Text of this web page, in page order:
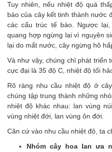
Tuy nhiên, nếu nhiệt độ quá
bào của cây kết tinh thành nước
các cấu trúc tế bào. Ngược
quang hợp ngừng lại vì nguyên
lại do mất nước, cây ngừng hô
Và như vậy, chúng chỉ phát triển
cực đại là 35 độ C, nhiệt độ tối
Rõ ràng nhu cầu nhiệt độ ở
chúng tập trung thành những
nhiệt độ khác nhau: lan vùng
vùng nhiệt đới, lan vùng ôn đới.
Căn cứ vào nhu cầu nhiệt độ, ta
Nhóm cây hoa lan ưa